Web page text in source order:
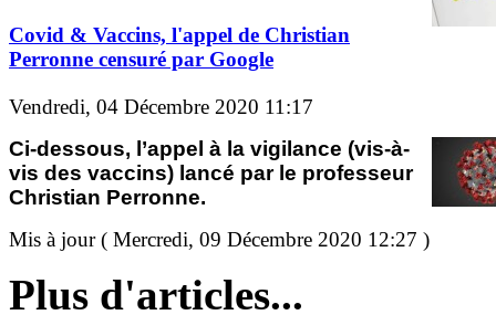
Covid & Vaccins, l'appel de Christian
Perronne censuré par Google
Vendredi, 04 Décembre 2020 11:17
Ci-dessous, l’appel à la vigilance (vis-à-
vis des vaccins) lancé par le professeur
Christian Perronne.
Mis à jour ( Mercredi, 09 Décembre 2020 12:27 )
Plus d'articles...